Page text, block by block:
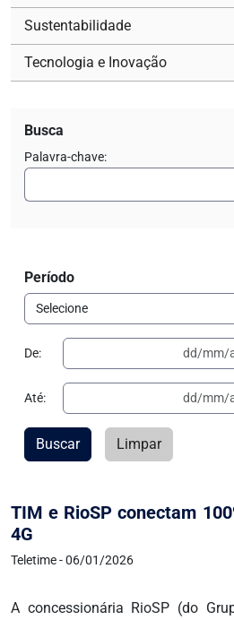
TIM e RioSP conectam
4G
Teletime - 06/01/2026
A concessionária RioSP (do
Sustentabilidade
Tecnologia e Inovação
Busca
Palavra-chave:
Período
De:
Até:
Buscar Limpar